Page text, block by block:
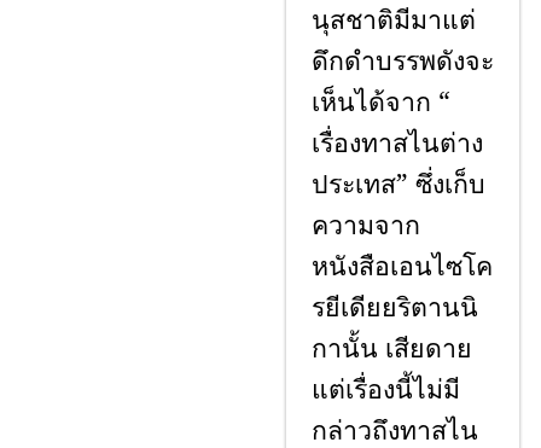
นุสชาติมีมาแต่
ดึกดำบรรพดังจะ
เห็นได้จาก “
เรื่องทาสไนต่าง
ประเทส” ซึ่งเก็บ
ความจาก
หนังสือเอนไซโค
รยีเดียยริตานนิ
กานั้น เสียดาย
แต่เรื่องนี้ไม่มี
กล่าวถึงทาสไน